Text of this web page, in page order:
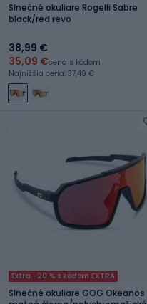
Slnečné okuliare Rogelli Sabre
black/red revo
38,99 €
35,09 €cena s kódom
Najnižšia cena: 37,49 €
Extra -20 % s kódom EXTRA
Slnečné okuliare GOG Okeanos